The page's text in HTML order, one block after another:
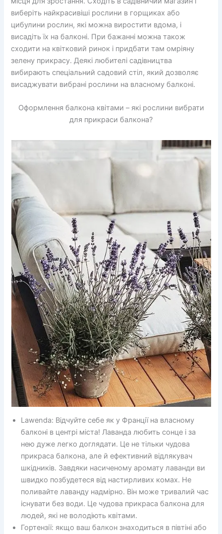
виберіть найкрасивіші рослини в горщиках або
цибулини рослин, які можна виростити вдома, і
висадіть їх на балконі. При бажанні можна також
сходити на квітковий ринок і придбати там омріяну
зелену прикрасу. Деякі любителі садівництва
вибирають спеціальний садовий стіл, який дозволяє
висаджувати вибрані рослини на власному балконі.
Оформлення балкона квітами – які рослини вибрати
для прикраси балкона?
Lawenda: Відчуйте себе як у Франції на власному
балконі в центрі міста! Лаванда любить сонце і за
нею дуже легко доглядати. Це не тільки чудова
прикраса балкона, але й ефективний відлякувач
шкідників. Завдяки насиченому аромату лаванди ви
швидко позбудетеся від настирливих комах. Не
поливайте лаванду надмірно. Він може тривалий час
існувати без води. Це чудова прикраса балкона для
людей, які не володіють квітами.
Гортензії: якщо ваш балкон знаходиться в півтіні або